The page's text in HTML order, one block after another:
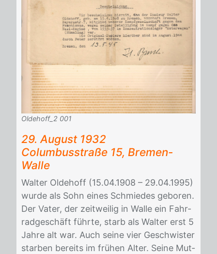
Oldehoff_2 001
29. Au­gust 1932
Co­lum­bus­stra­ße 15, Bre­men-
Wal­le
Wal­ter Ol­de­hoff (15.04.1908 – 29.04.1995)
wur­de als Sohn ei­nes Schmie­des ge­bo­ren.
Der Va­ter, der zeit­wei­lig in Wal­le ein Fahr­
rad­ge­schäft führ­te, starb als Wal­ter erst 5
Jah­re alt war. Auch sei­ne vier Ge­schwis­ter
star­ben be­reits im frü­hen Al­ter. Sei­ne Mut­